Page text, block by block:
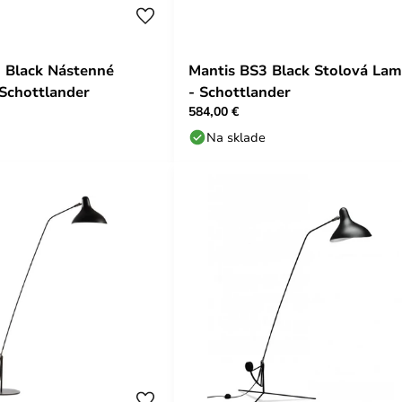
Black Nástenné
Mantis BS3 Black Stolová
- Schottlander
584,00 €
Na sklade